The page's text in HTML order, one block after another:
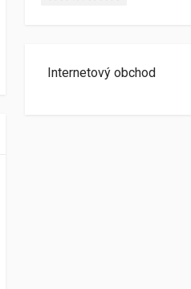
Internetový obchod